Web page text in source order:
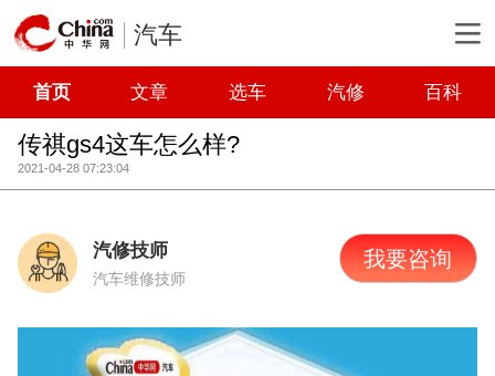
汽车
首页 文章 选车 汽修 百科
传祺gs4这车怎么样?
2021-04-28 07:23:04
汽修技师
汽车维修技师
我要咨询